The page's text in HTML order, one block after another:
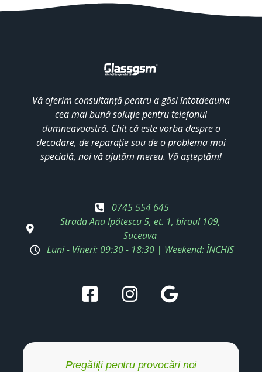
Vă oferim consultanță pentru a găsi întotdeauna
cea mai bună soluție pentru telefonul
dumneavoastră. Chit că este vorba despre o
decodare, de reparație sau de o problema mai
specială, noi vă ajutăm mereu. Vă așteptăm!
0745 554 645
Strada Ana Ipătescu 5, et. 1, biroul 109,
Suceava
Luni - Vineri: 09:30 - 18:30 | Weekend: ÎNCHIS
Pregătiți pentru provocări noi